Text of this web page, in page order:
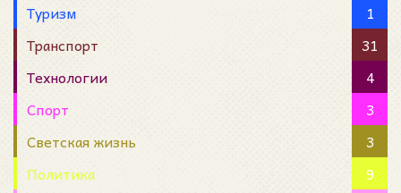
Туризм
1
Транспорт
31
Технологии
4
Спорт
3
Светская жизнь
3
Политика
9